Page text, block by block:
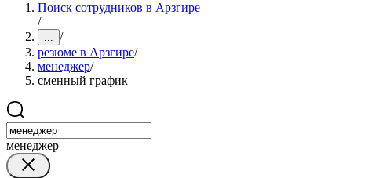
Поиск сотрудников в Арзгире
/
... /
резюме в Арзгире/
менеджер/
сменный график
менеджер